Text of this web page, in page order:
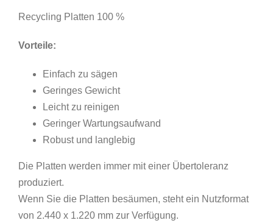
Recycling Platten 100 %
Vorteile:
Einfach zu sägen
Geringes Gewicht
Leicht zu reinigen
Geringer Wartungsaufwand
Robust und langlebig
Die Platten werden immer mit einer Übertoleranz
produziert.
Wenn Sie die Platten besäumen, steht ein Nutzformat
von 2.440 x 1.220 mm zur Verfügung.